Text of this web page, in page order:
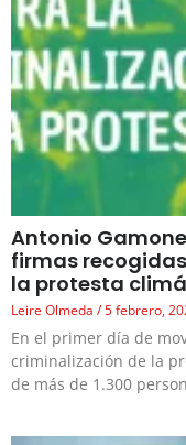
Antonio
firmas
la protesta
Leire Olmeda 5 febrero,
En el primer día de
criminalización de la
de más de 1.300